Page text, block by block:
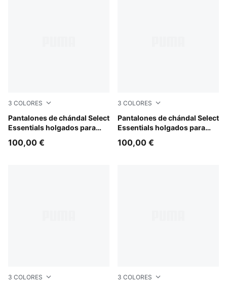
3 COLORES
Pantalones de chándal Select
Essentials holgados para
Medium Gray Heather
100,00 €
3 COLORES
Pantalones de chándal Select
Essentials holgados para
Puma Black
100,00 €
3 COLORES 3 COLORES